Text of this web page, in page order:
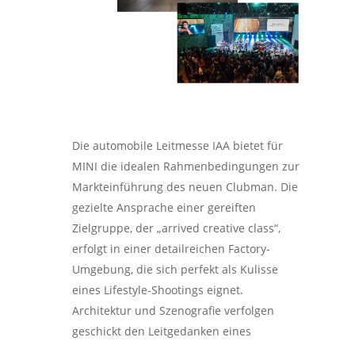
Die automobile Leitmesse IAA bietet für
MINI die idealen Rahmenbedingungen zur
Markteinführung des neuen Clubman. Die
gezielte Ansprache einer gereiften
Zielgruppe, der „arrived creative class“,
erfolgt in einer detailreichen Factory-
Umgebung, die sich perfekt als Kulisse
eines Lifestyle-Shootings eignet.
Architektur und Szenografie verfolgen
geschickt den Leitgedanken eines